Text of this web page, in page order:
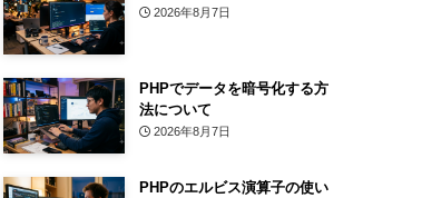
2026年8月7日
PHPでデータを暗号化する方
法について
2026年8月7日
PHPのエルビス演算子の使い